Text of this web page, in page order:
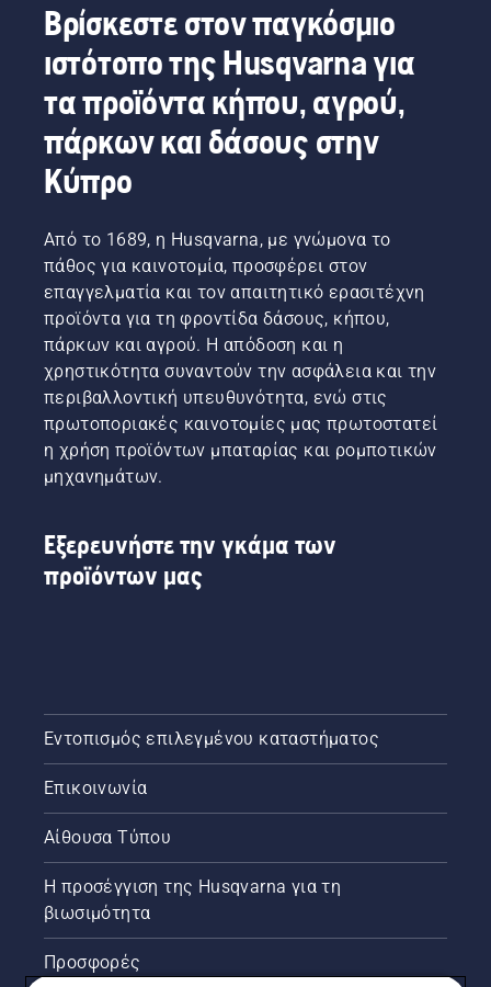
Βρίσκεστε στον παγκόσμιο
ιστότοπο της Husqvarna για
τα προϊόντα κήπου, αγρού,
πάρκων και δάσους στην
Κύπρο
Από το 1689, η Husqvarna, με γνώμονα το
πάθος για καινοτομία, προσφέρει στον
επαγγελματία και τον απαιτητικό ερασιτέχνη
προϊόντα για τη φροντίδα δάσους, κήπου,
πάρκων και αγρού. Η απόδοση και η
χρηστικότητα συναντούν την ασφάλεια και την
περιβαλλοντική υπευθυνότητα, ενώ στις
πρωτοποριακές καινοτομίες μας πρωτοστατεί
η χρήση προϊόντων μπαταρίας και ρομποτικών
μηχανημάτων.
Εξερευνήστε την γκάμα των
προϊόντων μας
Εντοπισμός επιλεγμένου καταστήματος
Επικοινωνία
Αίθουσα Τύπου
Η προσέγγιση της Husqvarna για τη
βιωσιμότητα
Προσφορές